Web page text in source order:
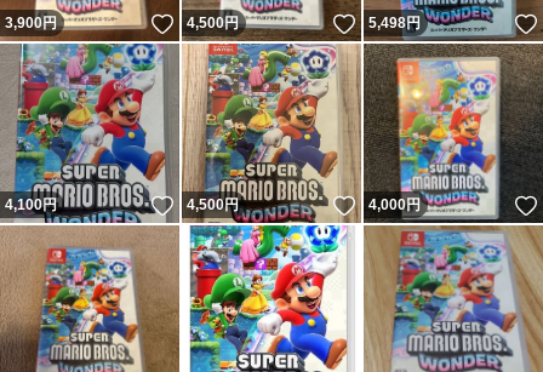
3,900円 いいね！
4,500円 いいね！
5,498円
4,100円 いいね！
4,500円 いいね！
4,000円